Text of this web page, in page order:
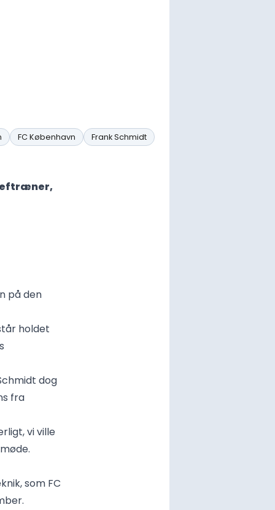
FC København Frank Schmidt
på den
holdet
dog
fra
vi ville
som FC